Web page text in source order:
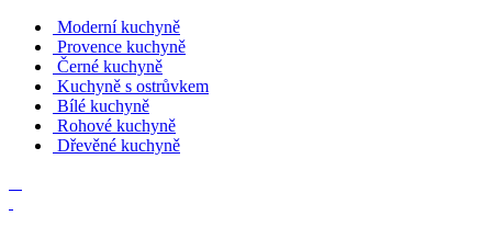
Moderní kuchyně
Provence kuchyně
Černé kuchyně
Kuchyně s ostrůvkem
Bílé kuchyně
Rohové kuchyně
Dřevěné kuchyně